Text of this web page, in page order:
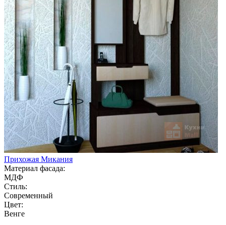
Прихожая Микания
Материал фасада:
МДФ
Стиль:
Современный
Цвет:
Венге